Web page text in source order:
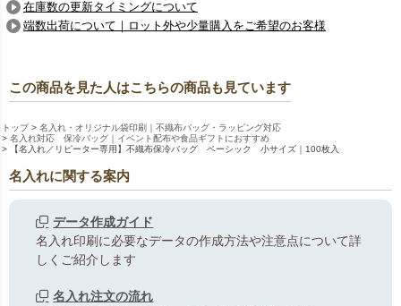
在庫数の更新タイミングについて
端数出荷について｜ロット外や少量購入をご希望のお客様
この商品を見た人はこちらの商品も見ています
トップ
名入れ・オリジナル袋印刷｜不織布バッグ・ラッピング対応
名入れ対応 保冷バッグ｜イベント配布や食品ギフトにおすすめ
【名入れ／リピーター専用】不織布保冷バッグ ベーシック 小サイズ｜100枚入
名入れに関する案内
データ作成ガイド
名入れ印刷に必要なデータの作成方法や注意点について詳
しくご紹介します
名入れ注文の流れ